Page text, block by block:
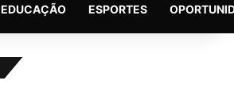
EDUCAÇÃO ESPORTES